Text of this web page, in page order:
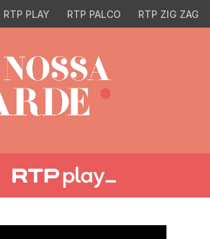
RTP PLAY RTP PALCO RTP ZIG ZAG